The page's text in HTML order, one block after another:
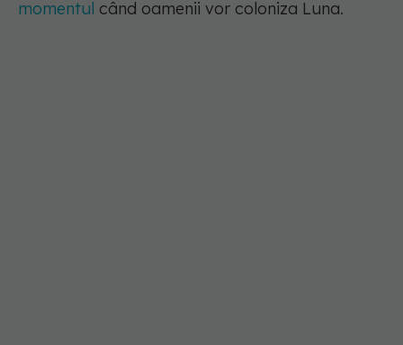
momentul când oamenii vor coloniza Luna.